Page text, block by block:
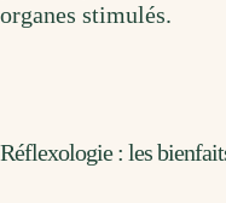
organes stimulés.
Réflexologie : les